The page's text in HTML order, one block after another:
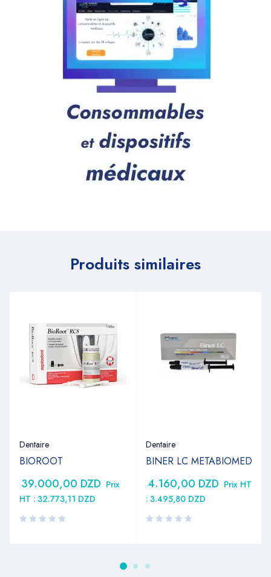
Produits similaires
Dentaire
BIOROOT
39.000,00 DZD Prix
HT : 32.773,11 DZD
Dentaire
BINER LC METABIOMED
4.160,00 DZD Prix HT
: 3.495,80 DZD